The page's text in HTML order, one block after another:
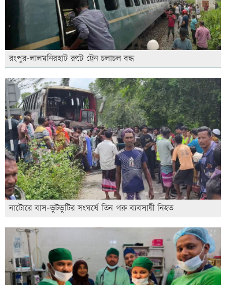
রংপুর-লালমনিরহাট রুটে ট্রেন চলাচল বন্ধ
নাটোরে বাস-ভুটভুটির সংঘর্ষে তিন গরু ব্যবসায়ী নিহত